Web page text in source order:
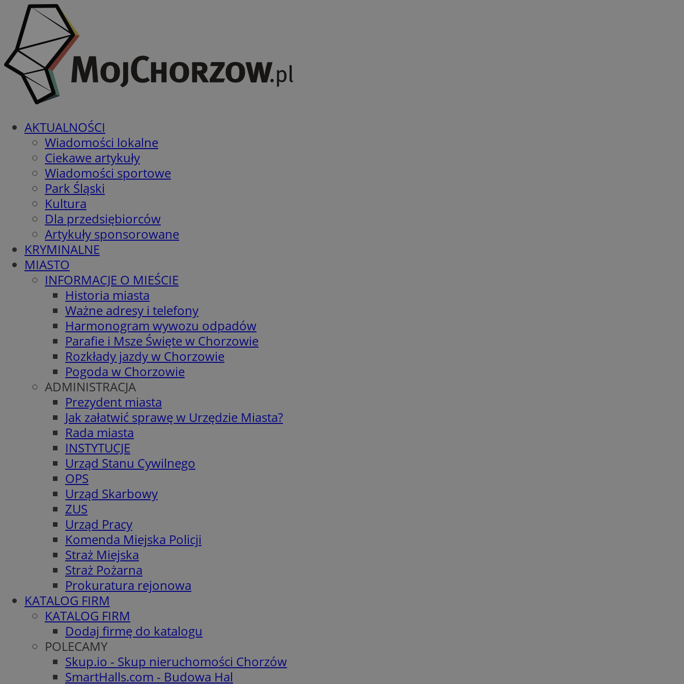
AKTUALNOŚCI
Wiadomości lokalne
Ciekawe artykuły
Wiadomości sportowe
Park Śląski
Kultura
Dla przedsiębiorców
Artykuły sponsorowane
KRYMINALNE
MIASTO
INFORMACJE O MIEŚCIE
Historia miasta
Ważne adresy i telefony
Harmonogram wywozu odpadów
Parafie i Msze Święte w Chorzowie
Rozkłady jazdy w Chorzowie
Pogoda w Chorzowie
ADMINISTRACJA
Prezydent miasta
Jak załatwić sprawę w Urzędzie Miasta?
Rada miasta
INSTYTUCJE
Urząd Stanu Cywilnego
OPS
Urząd Skarbowy
ZUS
Urząd Pracy
Komenda Miejska Policji
Straż Miejska
Straż Pożarna
Prokuratura rejonowa
KATALOG FIRM
KATALOG FIRM
Dodaj firmę do katalogu
POLECAMY
Skup.io - Skup nieruchomości Chorzów
SmartHalls.com - Budowa Hal